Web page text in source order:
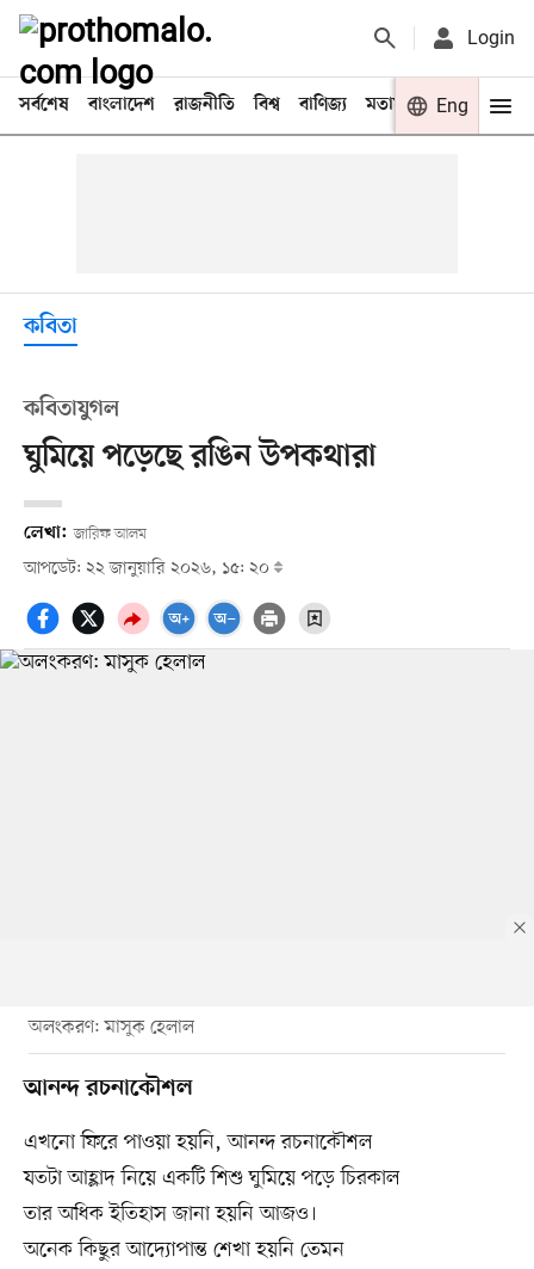
Login
সর্বশেষ বাংলাদেশ রাজনীতি বিশ্ব বাণিজ্য মতামত খেলা
Eng
কবিতা
কবিতাযুগল
ঘুমিয়ে পড়েছে রঙিন উপকথারা
লেখা: জারিফ আলম
আপডেট: ২২ জানুয়ারি ২০২৬, ১৫: ২০
অলংকরণ: মাসুক হেলাল
আনন্দ রচনাকৌশল
এখনো ফিরে পাওয়া হয়নি, আনন্দ রচনাকৌশল
যতটা আহ্লাদ নিয়ে একটি শিশু ঘুমিয়ে পড়ে চিরকাল
তার অধিক ইতিহাস জানা হয়নি আজও।
অনেক কিছুর আদ্যোপান্ত শেখা হয়নি তেমন